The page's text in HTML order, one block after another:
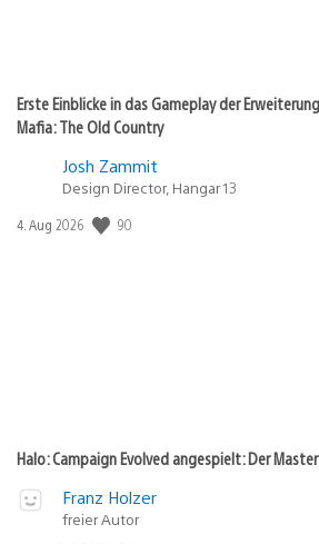
Erste Einblicke in das Gameplay der
Mafia: The Old Country
Josh Zammit
Design Director, Hangar 13
Veröffentlichungsdatum:
4. Aug 2026 90
Halo: Campaign Evolved angespielt: Der
Franz Holzer
freier Autor